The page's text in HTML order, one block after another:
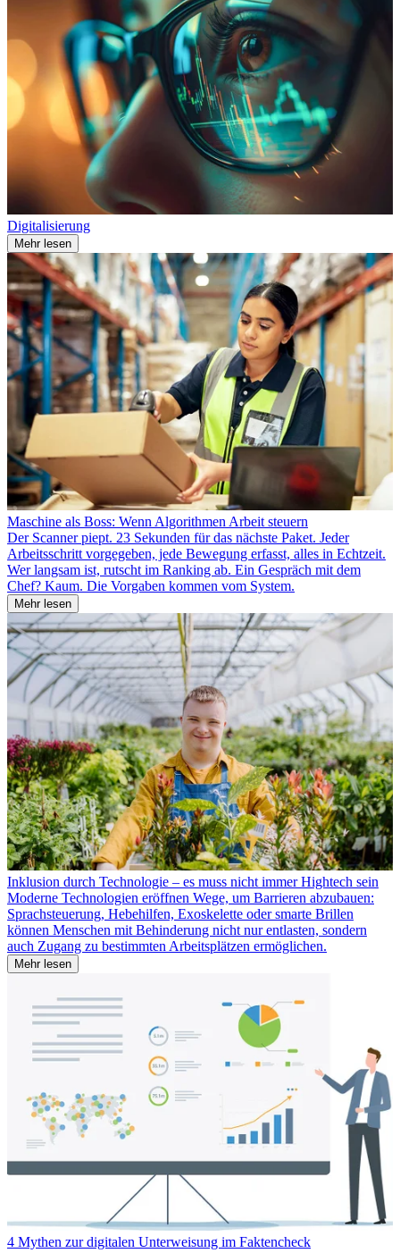
Digitalisierung
Mehr lesen
Maschine als Boss: Wenn Algorithmen Arbeit steuern
Der Scanner piept. 23 Sekunden für das nächste Paket. Jeder
Arbeitsschritt vorgegeben, jede Bewegung erfasst, alles in Echtzeit.
Wer langsam ist, rutscht im Ranking ab. Ein Gespräch mit dem
Chef? Kaum. Die Vorgaben kommen vom System.
Mehr lesen
Inklusion durch Technologie – es muss nicht immer Hightech sein
Moderne Technologien eröffnen Wege, um Barrieren abzubauen:
Sprachsteuerung, Hebehilfen, Exoskelette oder smarte Brillen
können Menschen mit Behinderung nicht nur entlasten, sondern
auch Zugang zu bestimmten Arbeitsplätzen ermöglichen.
Mehr lesen
4 Mythen zur digitalen Unterweisung im Faktencheck